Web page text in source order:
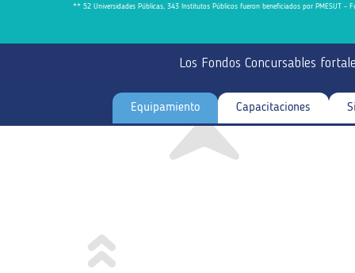
** 52 Universidades Públicas, 343 Institutos Públicos fueron beneficiados por PMESUT -
Los Fondos Concursables
Equipamiento Capacitaciones